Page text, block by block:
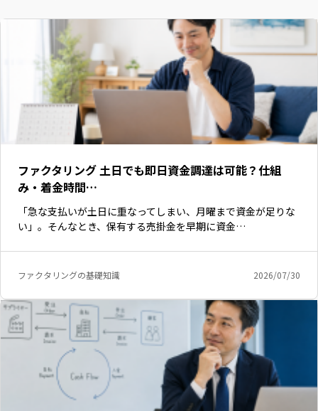
ファクタリング 土日でも即日資金調達は可能？仕組
み・着金時間…
「急な支払いが土日に重なってしまい、月曜まで資金が足りな
い」。そんなとき、保有する売掛金を早期に資金…
ファクタリングの基礎知識 2026/07/30
いますぐ無料登録